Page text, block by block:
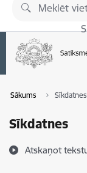
Pāriet uz lapas
Sākums Sīkdatnes
Sīkdatnes
Atskaņot